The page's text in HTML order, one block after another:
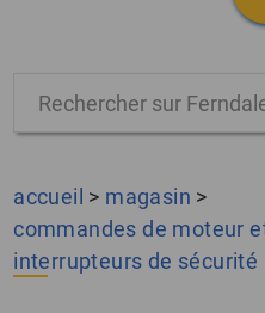
accueil > magasin >
commandes de moteur
interrupteurs de sécurité